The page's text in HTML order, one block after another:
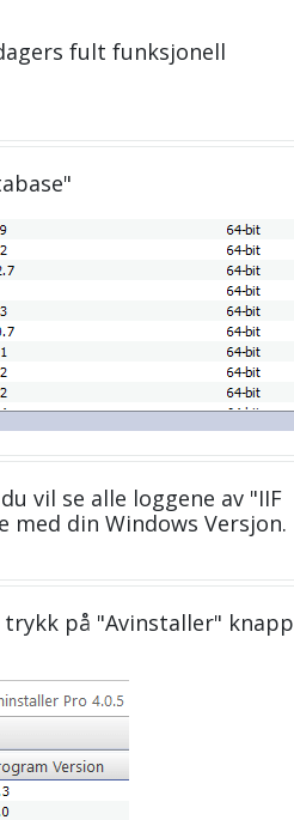
fult funksjonell
vil se alle loggene av "IIF
din Windows Versjon.
på "Avinstaller"